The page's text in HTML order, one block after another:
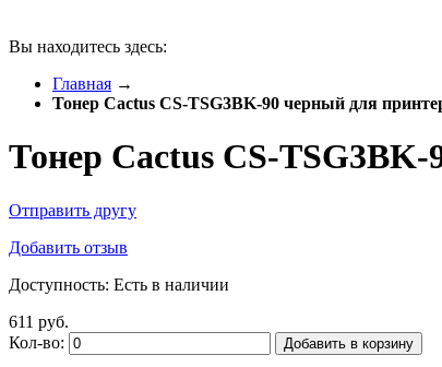
Вы находитесь здесь:
Главная →
Тонер Cactus CS-TSG3BK-90 черный для
Тонер Cactus CS-
Отправить другу
Добавить отзыв
Доступность: Есть в наличии
611 руб.
Кол-во:
Добавить в корзину